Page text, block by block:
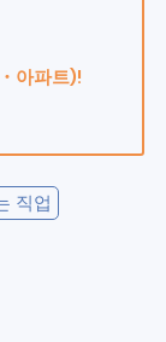
아파트)!
직업